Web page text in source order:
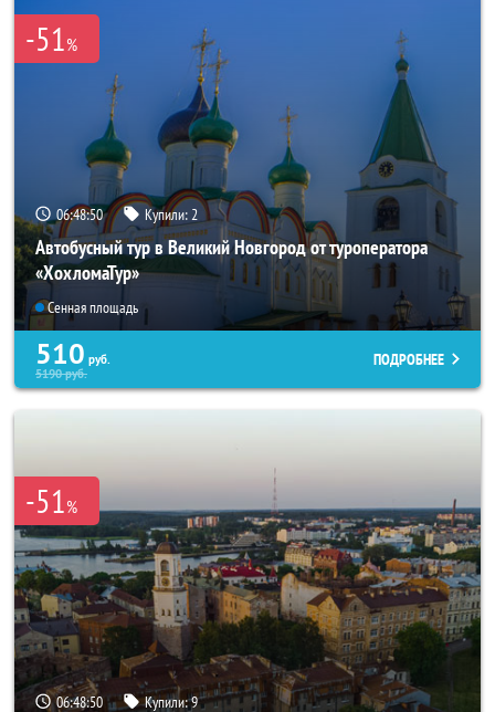
-51%
06:48:49 Купили: 2
Автобусный тур в Великий Новгород от туроператора
«ХохломаТур»
Сенная площадь
510 руб.
5190руб.
ПОДРОБНЕЕ
-51%
06:48:49 Купили:9